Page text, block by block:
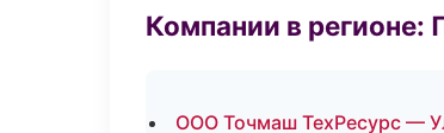
Компании в
ООО Точмаш ТехРесурс —